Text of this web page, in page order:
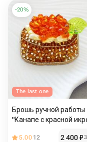
-20%
The last one
Брошь ручной работы
"Канапе с красной
5.00 12 2 400₽